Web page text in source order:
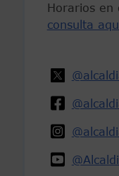
Horarios en
consulta